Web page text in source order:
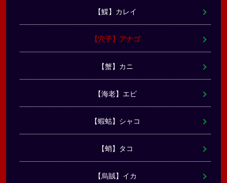
【鰈】カレイ
【穴子】アナゴ
【蟹】カニ
【海老】エビ
【蝦蛄】シャコ
【蛸】タコ
【烏賊】イカ